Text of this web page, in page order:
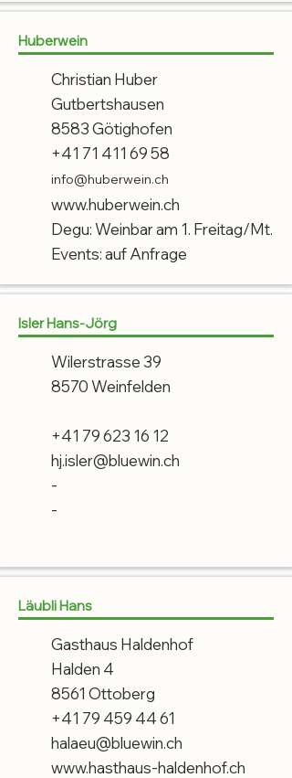
Huberwein
Christian Huber
Gutbertshausen
8583 Götighofen
+41 71 411 69 58
info@huberwein.ch
www.huberwein.ch
Degu: Weinbar am 1. Freitag/Mt.
Events: auf Anfrage
Isler Hans-Jörg
Wilerstrasse 39
8570 Weinfelden
+41 79 623 16 12
hj.isler@bluewin.ch
-
-
Läubli Hans
Gasthaus Haldenhof
Halden 4
8561 Ottoberg
+41 79 459 44 61
halaeu@bluewin.ch
www.hasthaus-haldenhof.ch